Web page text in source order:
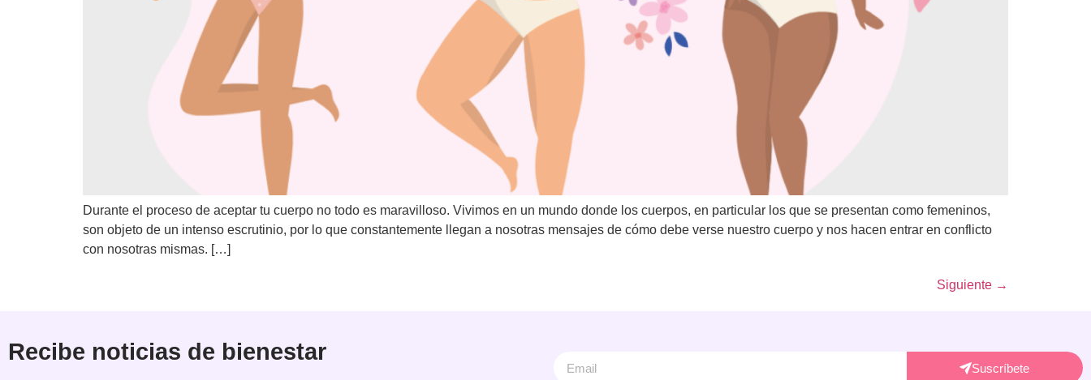
Durante el proceso de aceptar tu cuerpo no todo es maravilloso. Vivimos en un mundo donde los cuerpos, en particular los que se presentan como femeninos,
son objeto de un intenso escrutinio, por lo que constantemente llegan a nosotras mensajes de cómo debe verse nuestro cuerpo y nos hacen entrar en conflicto
con nosotras mismas. […]
Siguiente →
Recibe noticias de bienestar
Suscríbete